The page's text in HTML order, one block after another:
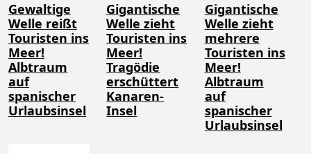
Gewaltige
Welle reißt
Touristen ins
Meer!
Albtraum
auf
spanischer
Urlaubsinsel
Gigantische
Welle zieht
Touristen ins
Meer!
Tragödie
erschüttert
Kanaren-
Insel
Gigantische
Welle zieht
mehrere
Touristen ins
Meer!
Albtraum
auf
spanischer
Urlaubsinsel